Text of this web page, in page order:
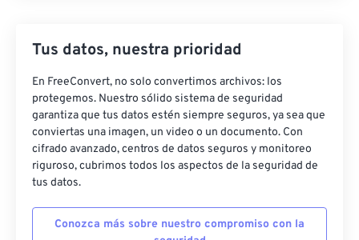
Tus datos, nuestra prioridad
En FreeConvert, no solo convertimos archivos: los
protegemos. Nuestro sólido sistema de seguridad
garantiza que tus datos estén siempre seguros, ya sea que
conviertas una imagen, un video o un documento. Con
cifrado avanzado, centros de datos seguros y monitoreo
riguroso, cubrimos todos los aspectos de la seguridad de
tus datos.
Conozca más sobre nuestro compromiso con la